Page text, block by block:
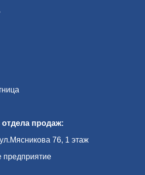
продаж:
76, 1 этаж
предприятие